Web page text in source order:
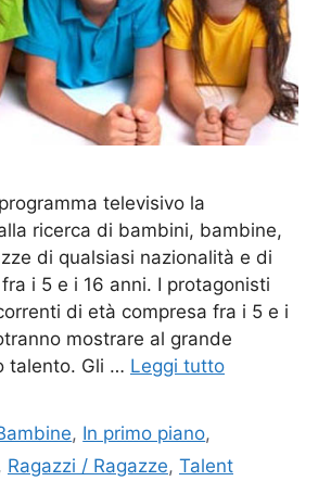
televisivo la
ricerca di bambini, bambine,
di qualsiasi nazionalità e di
i 5 e i 16 anni. I protagonisti
di età compresa fra i 5 e i
mostrare al grande
talento. Gli … Leggi tutto
, In primo piano,
Ragazzi / Ragazze, Talent